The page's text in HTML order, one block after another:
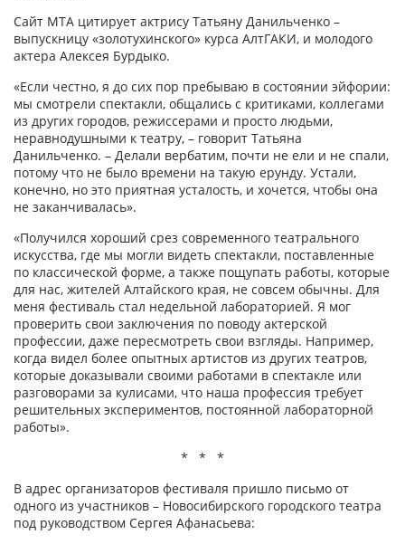
Сайт МТА цитирует актрису Татьяну Данильченко –
выпускницу «золотухинского» курса АлтГАКИ, и молодого
актера Алексея Бурдыко.
«Если честно, я до сих пор пребываю в состоянии эйфории:
мы смотрели спектакли, общались с критиками, коллегами
из других городов, режиссерами и просто людьми,
неравнодушными к театру, – говорит Татьяна
Данильченко. – Делали вербатим, почти не ели и не спали,
потому что не было времени на такую ерунду. Устали,
конечно, но это приятная усталость, и хочется, чтобы она
не заканчивалась».
«Получился хороший срез современного театрального
искусства, где мы могли видеть спектакли, поставленные
по классической форме, а также пощупать работы, которые
для нас, жителей Алтайского края, не совсем обычны. Для
меня фестиваль стал недельной лабораторией. Я мог
проверить свои заключения по поводу актерской
профессии, даже пересмотреть свои взгляды. Например,
когда видел более опытных артистов из других театров,
которые доказывали своими работами в спектакле или
разговорами за кулисами, что наша профессия требует
решительных экспериментов, постоянной лабораторной
работы».
* * *
В адрес организаторов фестиваля пришло письмо от
одного из участников – Новосибирского городского театра
под руководством Сергея Афанасьева: